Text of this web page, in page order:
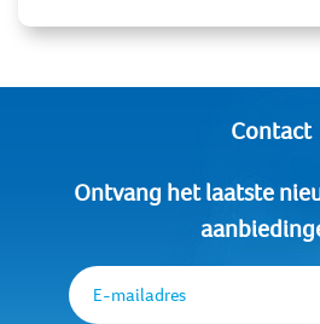
Contact
Ontvang het laatste
E-mailadres